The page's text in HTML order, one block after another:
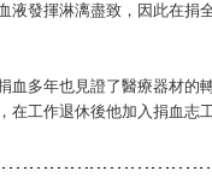
液發揮淋漓盡致，因此在捐
血多年也見證了醫療器材的
在工作退休後他加入捐血志